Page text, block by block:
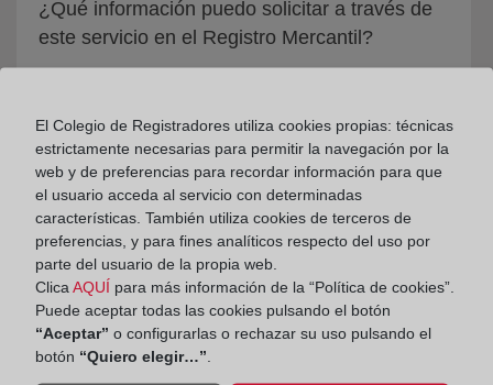
¿Qué información puedo solicitar a través de
este servicio en el Registro Mercantil?
El Colegio de Registradores utiliza cookies propias: técnicas
estrictamente necesarias para permitir la navegación por la
web y de preferencias para recordar información para que
el usuario acceda al servicio con determinadas
características. También utiliza cookies de terceros de
preferencias, y para fines analíticos respecto del uso por
parte del usuario de la propia web.
Clica AQUÍ para más información de la “Política de cookies”.
Puede aceptar todas las cookies pulsando el botón
“Aceptar” o configurarlas o rechazar su uso pulsando el
botón “Quiero elegir…”